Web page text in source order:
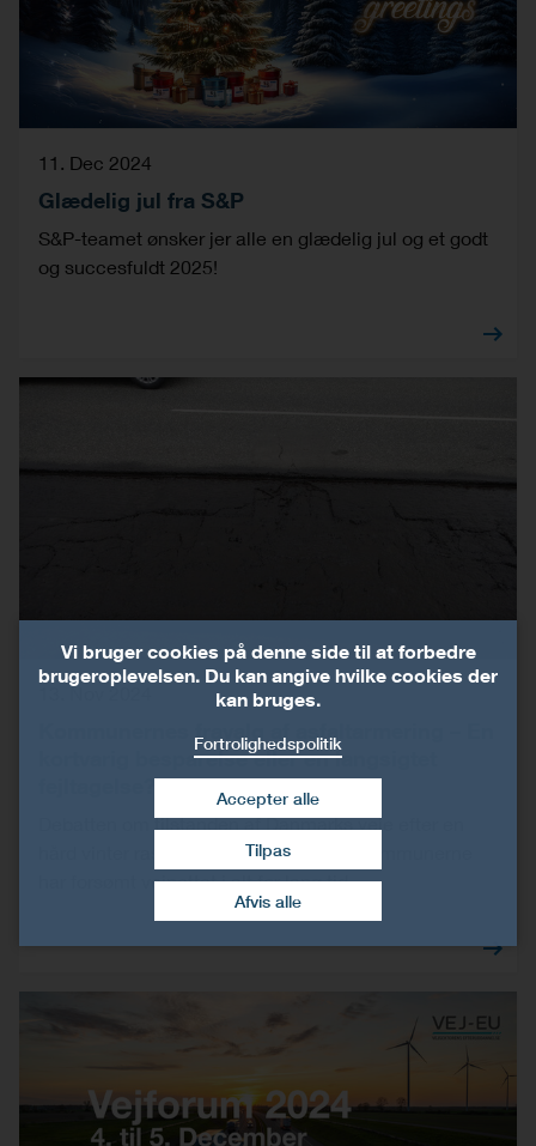
11. Dec 2024
Glædelig jul fra S&P
S&P-teamet ønsker jer alle en glædelig jul og et godt
og succesfuldt 2025!
13. Nov 2024
kortvarig besparelse eller en langsigtet
fejltagelse?
Debatten om tilstanden af Danmarks veje efter en
hård vinter raser, og det er tydeligt, at kommunerne
har forsømt vejnettet i alt for lang tid.
Vi bruger cookies på denne side til at forbedre
brugeroplevelsen. Du kan angive hvilke cookies der
kan bruges.
Fortrolighedspolitik
Afvis alle
Accepter alle
Træk samtykke tilbage
Tilpas